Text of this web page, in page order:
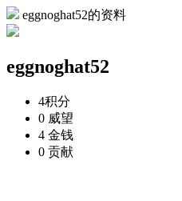
eggnoghat52的资料
eggnoghat52
4积分
0 威望
4 金钱
0 贡献